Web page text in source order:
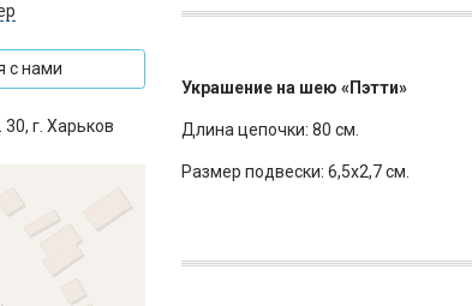
с нами
30, г. Харьков
Украшение на шею «Пэтти»
Длина цепочки: 80 см.
Размер подвески: 6,5х2,7 см.